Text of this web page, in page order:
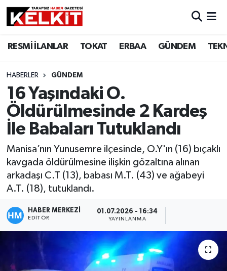
RESMİ İLANLAR TOKAT ERBAA GÜNDEM
HABERLER GÜNDEM
16 Yaşındaki O.
Öldürülmesinde 2 Kardeş
İle Babaları Tutuklandı
Manisa’nın Yunusemre ilçesinde, O.Y'ın (16) bıçaklı
kavgada öldürülmesine ilişkin gözaltına alınan
arkadaşı C.T (13), babası M.T. (43) ve ağabeyi
A.T. (18), tutuklandı.
HABER MERKEZİ
EDITÖR
01.07.2026 - 16:34
YAYINLANMA